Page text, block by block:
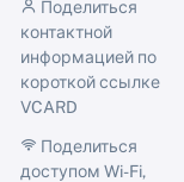
Поделиться
контактной
информацией по
короткой ссылке
VCARD
Поделиться
доступом Wi-Fi,